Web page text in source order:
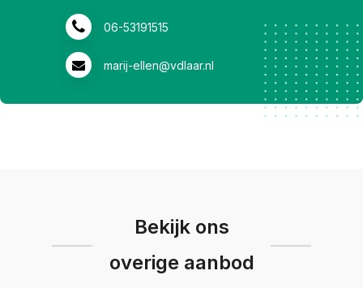
06-53191515
marij-ellen@vdlaar.nl
Bekijk ons
overige aanbod